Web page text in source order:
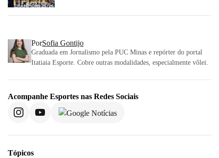
PorSofia Gontijo
Graduada em Jornalismo pela PUC Minas e repórter do portal
Itatiaia Esporte. Cobre outras modalidades, especialmente vôlei.
Acompanhe Esportes nas Redes Sociais
Tópicos